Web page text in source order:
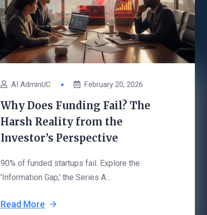
AI AdminUC February 20, 2026
Why Does Funding Fail? The
Harsh Reality from the
Investor’s Perspective
90% of funded startups fail. Explore the
'Information Gap,' the Series A...
Read More